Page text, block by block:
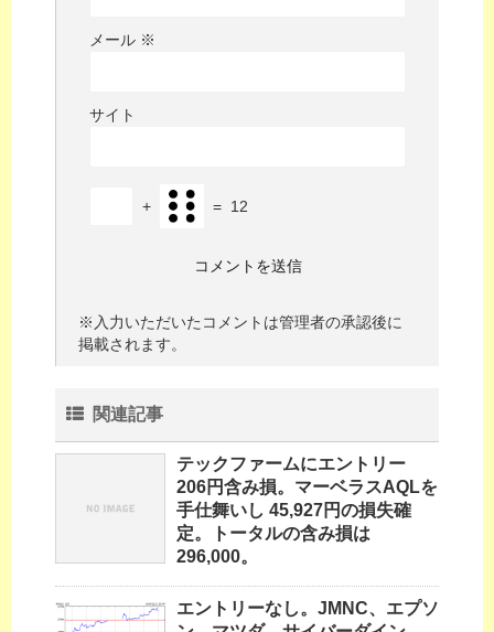
メール ※
サイト
+ = 12
※入力いただいたコメントは管理者の承認後に
掲載されます。
関連記事
テックファームにエントリー
206円含み損。マーベラスAQLを
手仕舞いし 45,927円の損失確
定。トータルの含み損は
296,000。
エントリーなし。JMNC、エプソ